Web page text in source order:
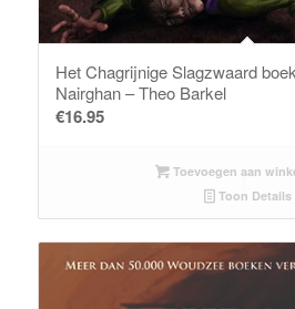
Het Chagrijnige Slagzwaard
Nairghan – Theo Barkel
€16.95
Toevoegen aan
Toon Details